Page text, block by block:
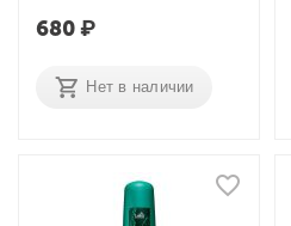
680₽
Нет в наличии